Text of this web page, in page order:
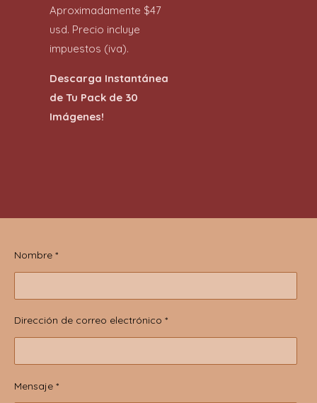
Aproximadamente $47
usd. Precio incluye
impuestos (iva).
Descarga Instantánea
de Tu Pack de 30
Imágenes!
Nombre *
Dirección de correo electrónico *
Mensaje *